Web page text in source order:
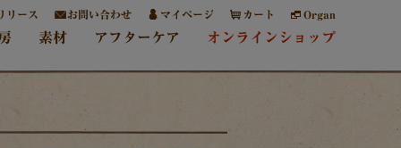
リース お問い合わせ マイページ カート Organ
素材 アフターケア オンラインショップ